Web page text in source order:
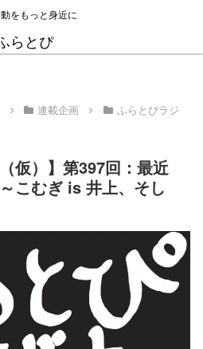
をもっと身近に
らとぴ
連載企画
ふらとぴラジ
仮）】第397回：最近
こむぎ is 井上、そし